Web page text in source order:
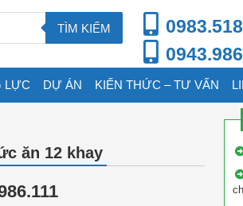
TÌM KIẾM
LỰC DỰ ÁN KIẾN THỨC – TƯ VẤN
ăn 12 khay